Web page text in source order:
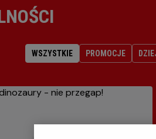
WSZYSTKIE PROMOCJE